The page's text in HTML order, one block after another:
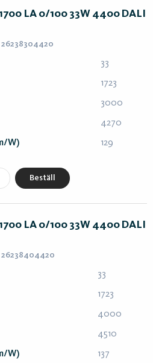
LA 0/100 33W 4400 DALI
33
1723
3000
4270
W) 129
Beställ
LA 0/100 33W 4400 DALI
33
1723
4000
4510
W) 137